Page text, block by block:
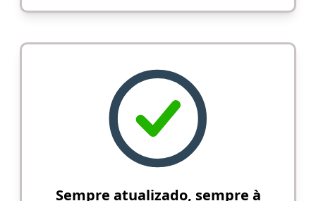
Sempre atualizado, sempre à